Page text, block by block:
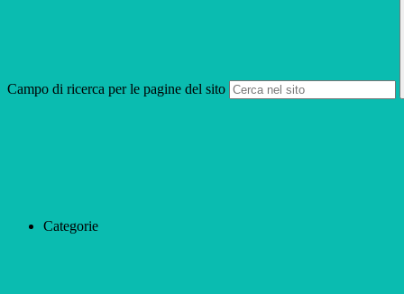
Campo di ricerca per le pagine del sito
Categorie